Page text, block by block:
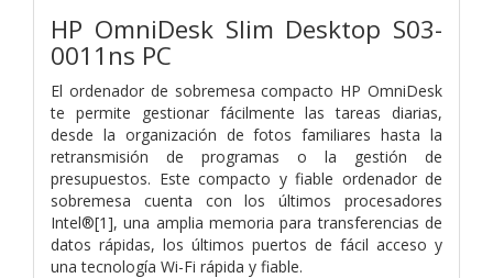
HP OmniDesk Slim Desktop S03-
0011ns PC
El ordenador de sobremesa compacto HP OmniDesk
te permite gestionar fácilmente las tareas diarias,
desde la organización de fotos familiares hasta la
retransmisión de programas o la gestión de
presupuestos. Este compacto y fiable ordenador de
sobremesa cuenta con los últimos procesadores
Intel®[1], una amplia memoria para transferencias de
datos rápidas, los últimos puertos de fácil acceso y
una tecnología Wi-Fi rápida y fiable.